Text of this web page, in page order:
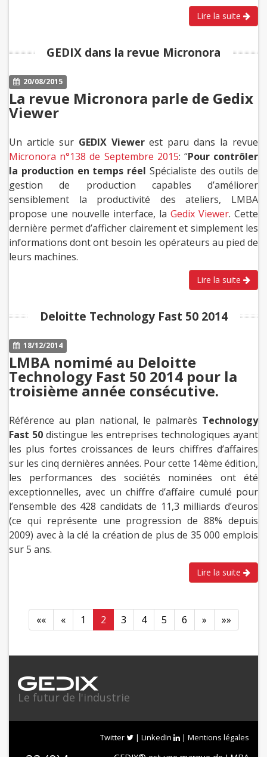
Lire la suite
GEDIX dans la revue Micronora
20/08/2015
La revue Micronora parle de Gedix
Viewer
Un article sur GEDIX Viewerest paru dans la revue
Micronora n°138 de Septembre 2015: “Pour contrôler
la production en temps réel Spécialiste des outils de
gestion de production capables d’améliorer
sensiblement la productivité des ateliers, LMBA
propose une nouvelle interface, la Gedix Viewer. Cette
dernière permet d’afficher clairement et simplement les
informations dont ont besoin les opérateurs au pied de
leurs machines.
Lire la suite
Deloitte Technology Fast 50 2014
18/12/2014
LMBA nomimé au Deloitte
Technology Fast 50 2014 pour la
troisième année consécutive.
Référence au plan national, le palmarès Technology
Fast 50 distingue les entreprises technologiques ayant
les plus fortes croissances de leurs chiffres d’affaires
sur les cinq dernières années. Pour cette 14ème édition,
les performances des sociétés nominées ont été
exceptionnelles, avec un chiffre d’affaire cumulé pour
l’ensemble des 428 candidats de 11,3 milliards d’euros
(ce qui représente une progression de 88% depuis
2009) avec à la clé la création de plus de 35 000 emplois
sur 5 ans.
Lire la suite
«« « 1 2 3 4 5 6 » »»
Le futur de l'industrie
Twitter | LinkedIn | Mentions légales